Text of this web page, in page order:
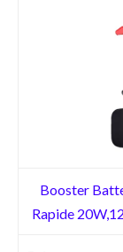
Booster
Rapide